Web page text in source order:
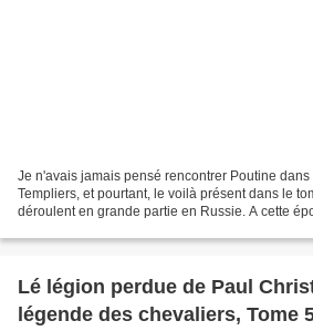
Je n'avais jamais pensé rencontrer Poutine
Templiers, et pourtant, le voilà présent dans le
déroulent en grande partie en Russie. A cette
Lé légion perdue de Paul
légende des chevaliers, Tome